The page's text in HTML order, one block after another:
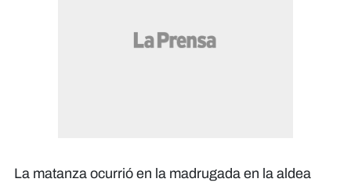
La matanza ocurrió en la madrugada en la aldea